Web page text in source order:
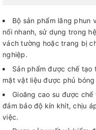
Bộ sản phẩm lăng phun
nối nhanh, sử dụng trong
vách tường hoặc trang bị
nghiệp.
Sản phẩm được chế tạo
mặt vật liệu được phủ
Gioăng cao su được
đảm bảo độ kín khít, chịu
việc.